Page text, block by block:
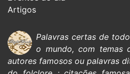
Artigos
Palavras certas de
o mundo, com temas
autores famosos ou palavras